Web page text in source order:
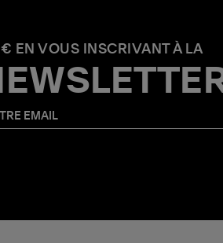
EN VOUS INSCRIVANT À LA